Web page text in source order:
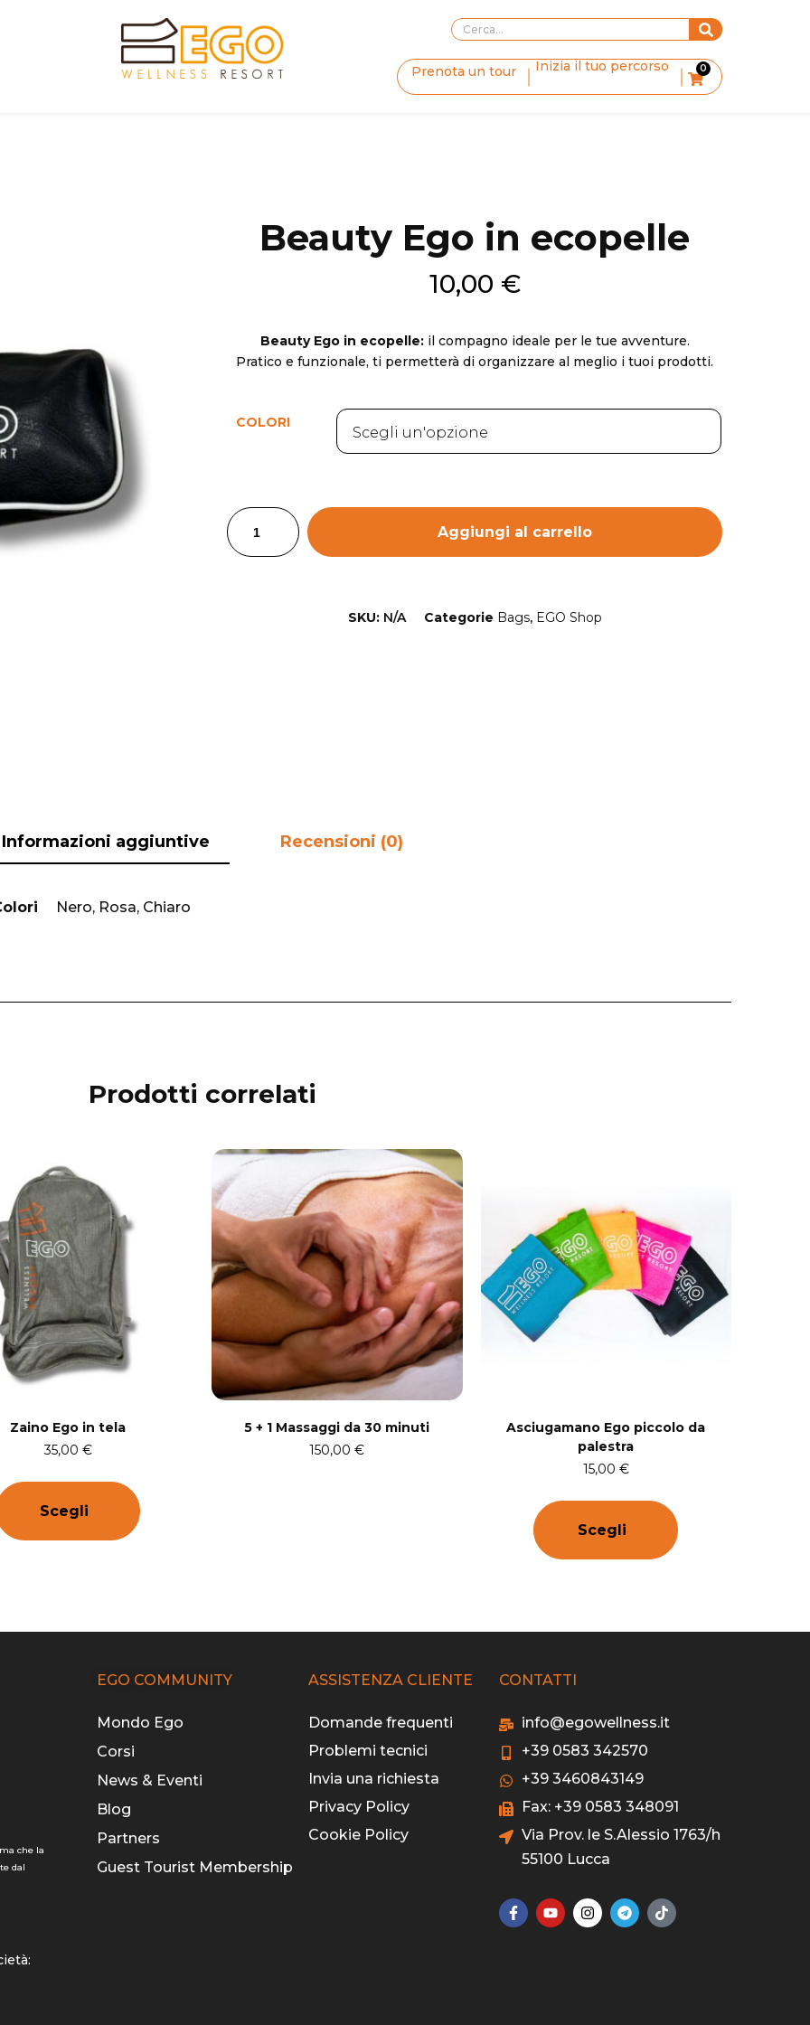
Prenota un tour Inizia il tuo percorso 0
Beauty Ego in ecopelle
10,00 €
Beauty Ego in ecopelle: il compagno ideale per le tue avventure.
Pratico e funzionale, ti permetterà di organizzare al meglio i tuoi prodotti.
COLORI
Aggiungi al carrello
SKU: N/A Categorie Bags, EGO Shop
Informazioni aggiuntive Recensioni (0)
Nero, Rosa, Chiaro
Prodotti correlati
Zaino Ego in tela
35,00 €
Scegli
5 + 1 Massaggi da 30 minuti
150,00€
Asciugamano Ego piccolo da
palestra
15,00 €
Scegli
che la
dal
EGO COMMUNITY
Mondo Ego
Corsi
News & Eventi
Blog
Partners
Guest Tourist Membership
ASSISTENZA CLIENTE
Domande frequenti
Problemi tecnici
Invia una richiesta
Privacy Policy
Cookie Policy
CONTATTI
info@egowellness.it
+39 0583 342570
+39 3460843149
Fax: +39 0583 348091
Via Prov. le S.Alessio 1763/h
55100 Lucca